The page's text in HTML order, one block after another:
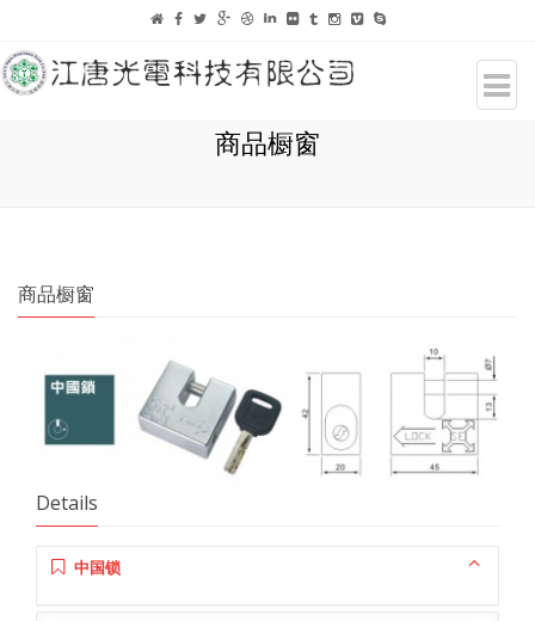
商品橱窗
商品橱窗
Details
中国锁